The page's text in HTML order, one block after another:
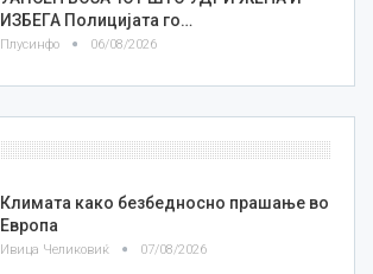
ИЗБЕГА Полицијата го…
Плусинфо 06/08/2026
Климата како безбедносно прашање во
Европа
Ивица Челиковиќ 07/08/2026